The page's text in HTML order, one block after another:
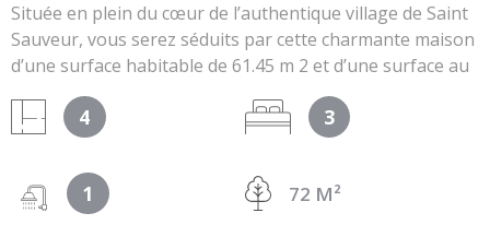
Située en plein du cœur de l’authentique village de Saint
Sauveur, vous serez séduits par cette charmante maison
d’une surface habitable de 61.45 m 2 et d’une surface au
sol d’environ 73 m 2 . Elle se compose au rez-de-
chaussée, d’une cuisine ouverte, salon/séjour, une
chambre, salle d’eau, WC. Puis, à l’étage, vous trouverez
deux espaces nuit. Le plus : Deux espaces extérieurs
vous permettront de profiter des belles journées
4 3
1 72 M²